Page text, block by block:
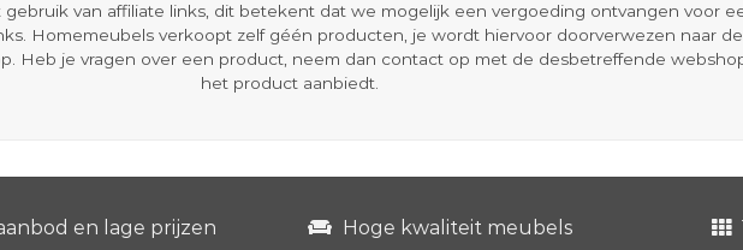
gebruik van affiliate links, dit betekent dat we mogelijk een vergoeding ontvangen voor
Homemeubels verkoopt zelf géén producten, je wordt hiervoor doorverwezen naar de
Heb je vragen over een product, neem dan contact op met de desbetreffende
het product aanbiedt.
en lage prijzen Hoge kwaliteit meubels